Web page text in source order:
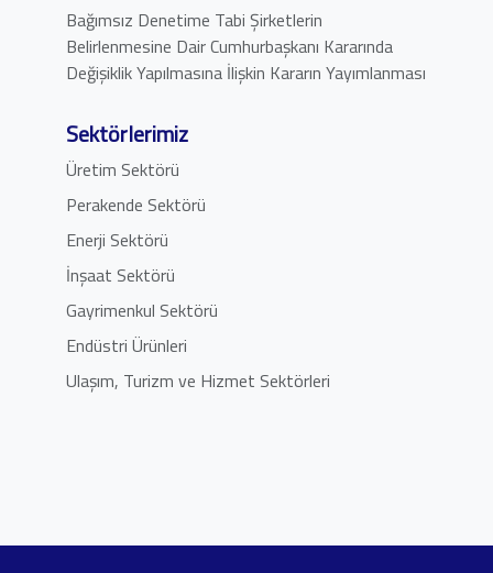
Bağımsız Denetime Tabi Şirketlerin
Belirlenmesine Dair Cumhurbaşkanı Kararında
Değişiklik Yapılmasına İlişkin Kararın Yayımlanması
Sektörlerimiz
Üretim Sektörü
Perakende Sektörü
Enerji Sektörü
İnşaat Sektörü
Gayrimenkul Sektörü
Endüstri Ürünleri
Ulaşım, Turizm ve Hizmet Sektörleri